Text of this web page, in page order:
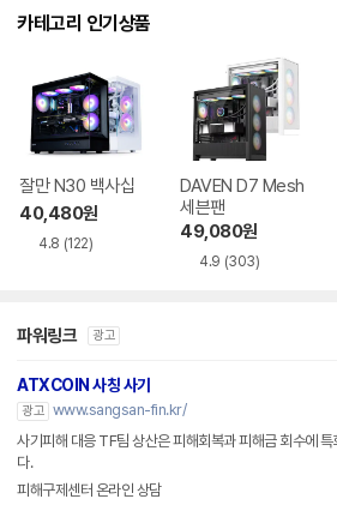
카테고리 인기상품
잘만 N30 백사십
40,480원
4.8 (122)
DAVEN D7 Mesh
세븐팬
49,080원
4.9 (303)
파워링크 광고
ATXCOIN 사칭 사기
광고 www.sangsan-fin.kr/
사기피해 대응 TF팀 상산은 피해회복과 피해금 회수에 특
다.
피해구제센터 온라인 상담